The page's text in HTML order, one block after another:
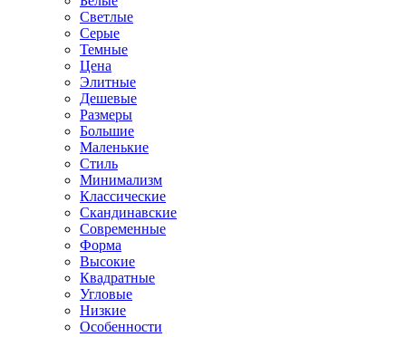
Светлые
Серые
Темные
Цена
Элитные
Дешевые
Размеры
Большие
Маленькие
Стиль
Минимализм
Классические
Скандинавские
Современные
Форма
Высокие
Квадратные
Угловые
Низкие
Особенности